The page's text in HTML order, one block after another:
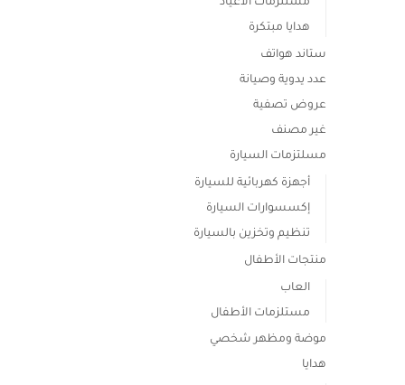
مستلزمات الأعياد
هدايا مبتكرة
ستاند هواتف
عدد يدوية وصيانة
عروض تصفية
غير مصنف
مسلتزمات السيارة
أجهزة كهربائية للسيارة
إكسسوارات السيارة
تنظيم وتخزين بالسيارة
منتجات الأطفال
العاب
مستلزمات الأطفال
موضة ومظهر شخصي
هدايا